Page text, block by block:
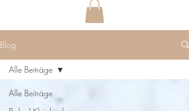
Blog
Alle Beiträge
Alle Beiträge